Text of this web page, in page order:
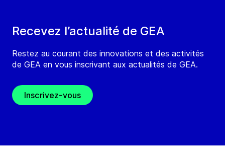
Recevez l’actualité de GEA
Restez au courant des innovations et des activités
de GEA en vous inscrivant aux actualités de GEA.
Inscrivez-vous